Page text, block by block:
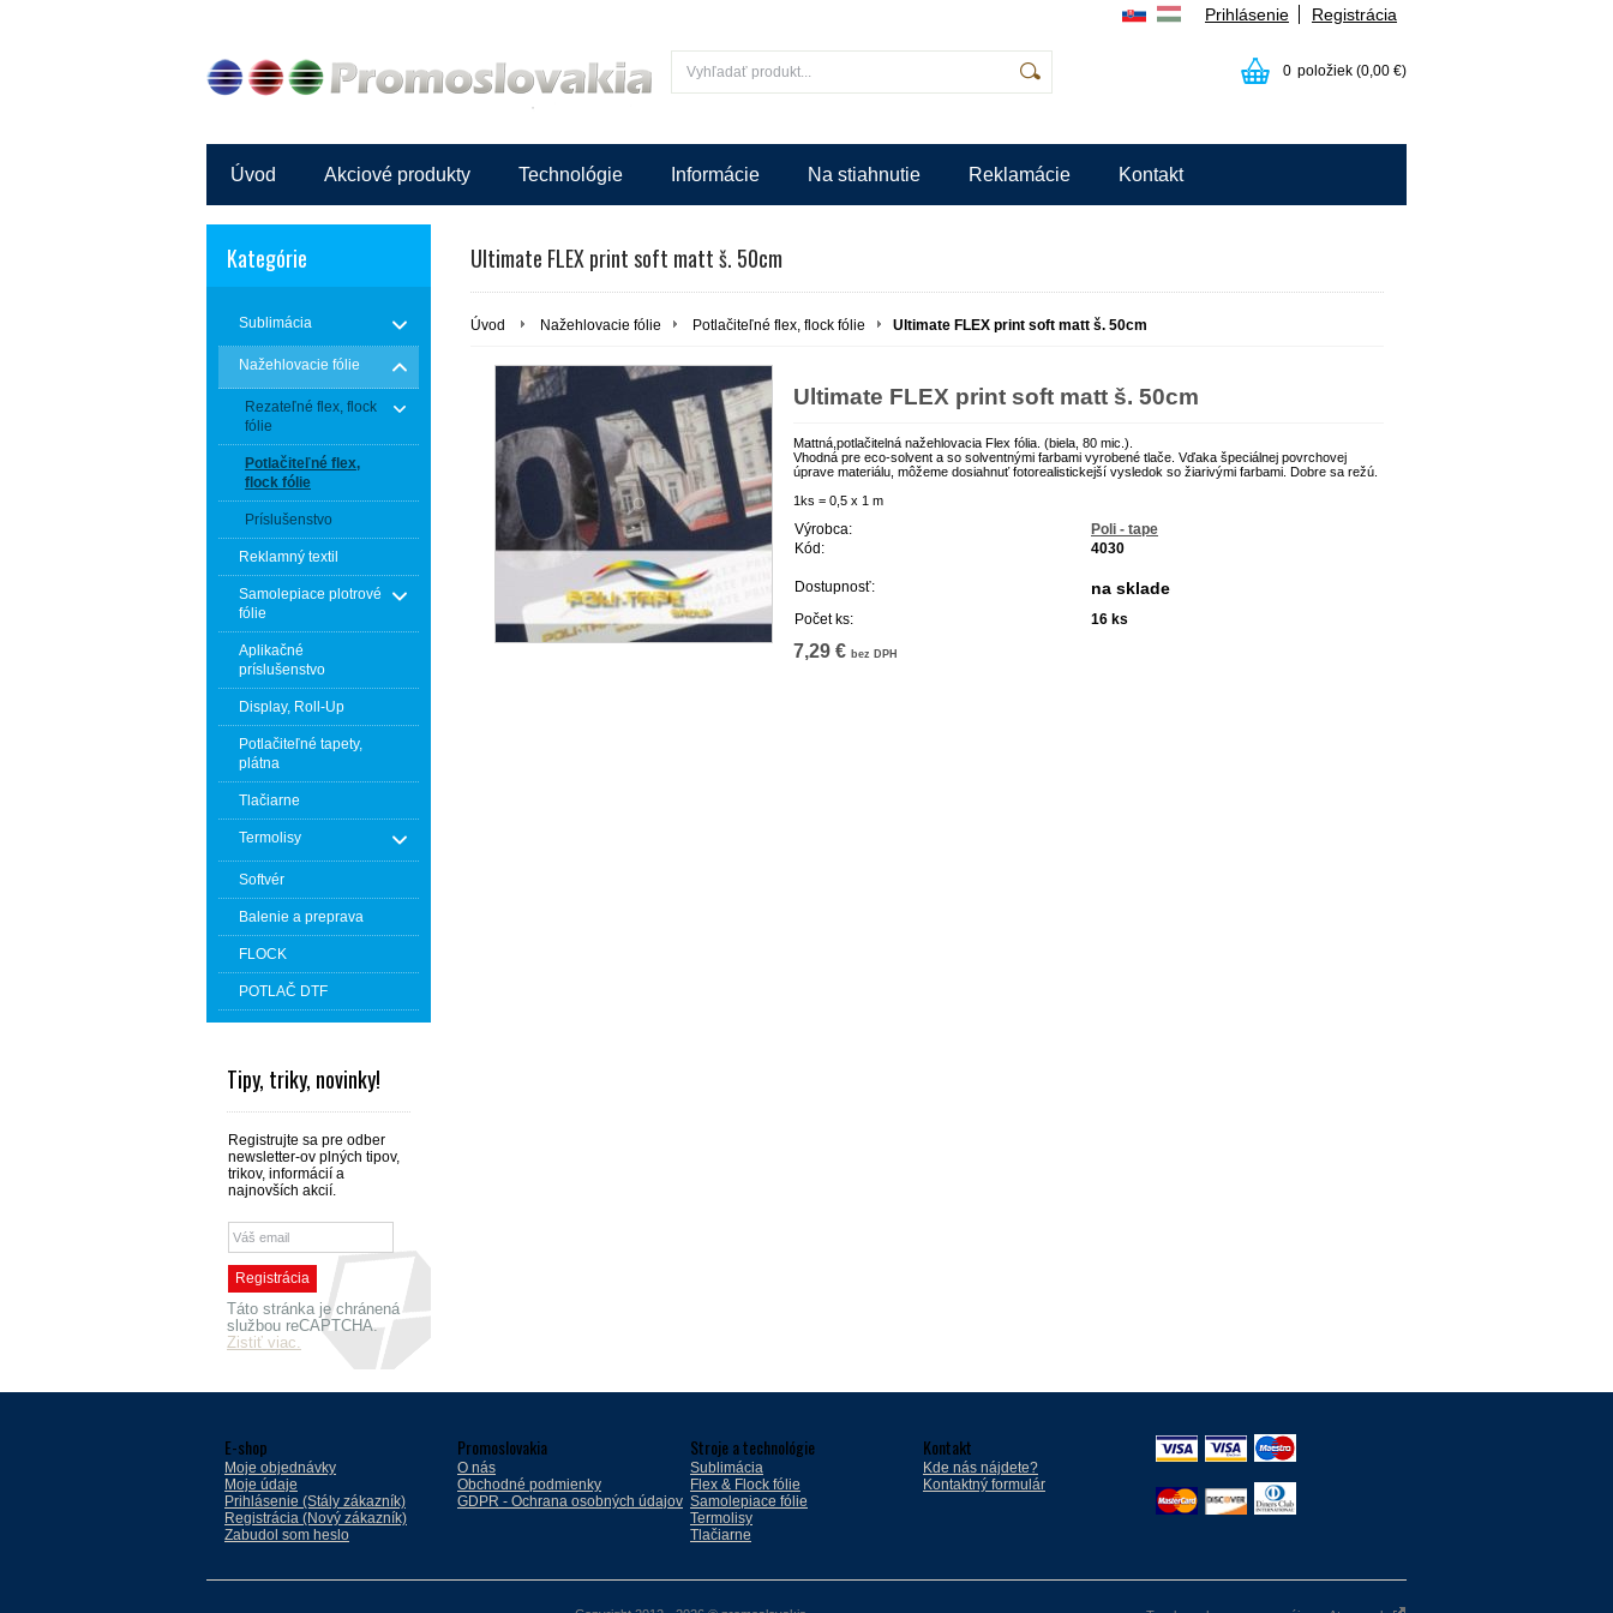
Prihlásenie Registrácia
0 položiek (0,00 €)
Úvod Akciové produkty Technológie Informácie Na stiahnutie Reklamácie Kontakt
Kategórie
Sublimácia
Nažehlovacie fólie
Rezateľné flex, flock
fólie
Potlačiteľné flex,
flock fólie
Príslušenstvo
Reklamný textil
Samolepiace plotrové
fólie
Aplikačné
príslušenstvo
Display, Roll-Up
Potlačiteľné tapety,
plátna
Tlačiarne
Termolisy
Softvér
Balenie a preprava
FLOCK
POTLAČ DTF
Tipy, triky, novinky!
Registrujte sa pre odber
newsletter-ov plných tipov,
trikov, informácií a
najnovších akcií.
Táto stránka je chránená
službou reCAPTCHA.
Zistiť viac.
Ultimate FLEX print soft matt š. 50cm
Úvod Nažehlovacie fólie Potlačiteľné flex, flock fólie Ultimate FLEX print soft matt š. 50cm
Ultimate FLEX print soft matt š. 50cm
Mattná,potlačitelná nažehlovacia Flex fólia. (biela, 80 mic.).
Vhodná pre eco-solvent a so solventnými farbami vyrobené tlače. Vďaka špeciálnej povrchovej
úprave materiálu, môžeme dosiahnuť fotorealistickejší vysledok so žiarivými farbami. Dobre sa režú.
1ks = 0,5 x 1 m
Výrobca:
Poli - tape
Kód:
4030
Dostupnosť: na sklade
Počet ks: 16 ks
7,29 € bez DPH
E-shop
Moje objednávky
Moje údaje
Prihlásenie (Stály zákazník)
Registrácia (Nový zákazník)
Zabudol som heslo
Promoslovakia
O nás
Obchodné podmienky
GDPR - Ochrana osobných údajov
Stroje a technológie
Sublimácia
Flex & Flock fólie
Samolepiace fólie
Termolisy
Tlačiarne
Kontakt
Kde nás nájdete?
Kontaktný formulár